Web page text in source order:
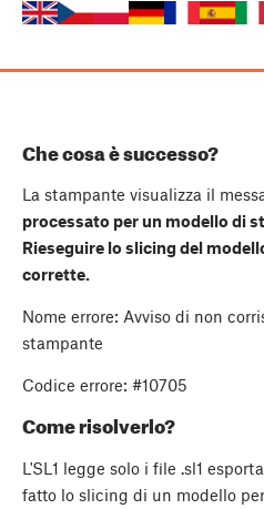
Che cosa è successo?
La stampante visualizza il
processato per un modello di
Rieseguire lo slicing del
corrette.
Nome errore: Avviso di non
stampante
Codice errore: #10705
Come risolverlo?
L'SL1 legge solo i file .sl1
fatto lo slicing di un modello